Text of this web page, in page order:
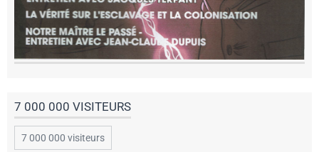
7 000 000 VISITEURS
7 000 000 visiteurs